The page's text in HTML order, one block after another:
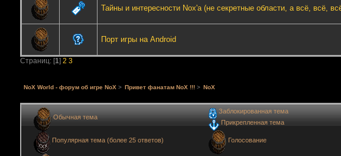
Тайны и интересности Nox'a (не секретные области, а всё, всё,
Порт игры на Android
Страниц: [1] 2 3
NoX World - форум об игре NoX > Привет фанатам NoX !!! > NoX
Обычная тема
Популярная тема (более 25 ответов)
Заблокированная тема
Прикрепленная тема
Голосование